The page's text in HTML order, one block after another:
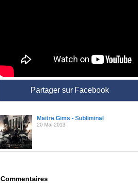
Partager sur Facebook
Maitre Gims - Subliminal
20 Mai 2013
Commentaires